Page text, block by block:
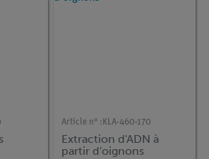
Article n° : KLA-460-170
Extraction d'ADN à
partir d'oignons